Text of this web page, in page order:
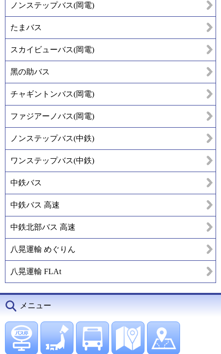
ノンステップバス(岡電)
たまバス
スカイビューバス(岡電)
黑の助バス
チャギントンバス(岡電)
ファジアーノバス(岡電)
ノンステップバス(中鉄)
ワンステップバス(中鉄)
中鉄バス
中鉄バス 高速
中鉄北部バス 高速
八晃運輸 めぐりん
八晃運輸 FLAt
メニュー